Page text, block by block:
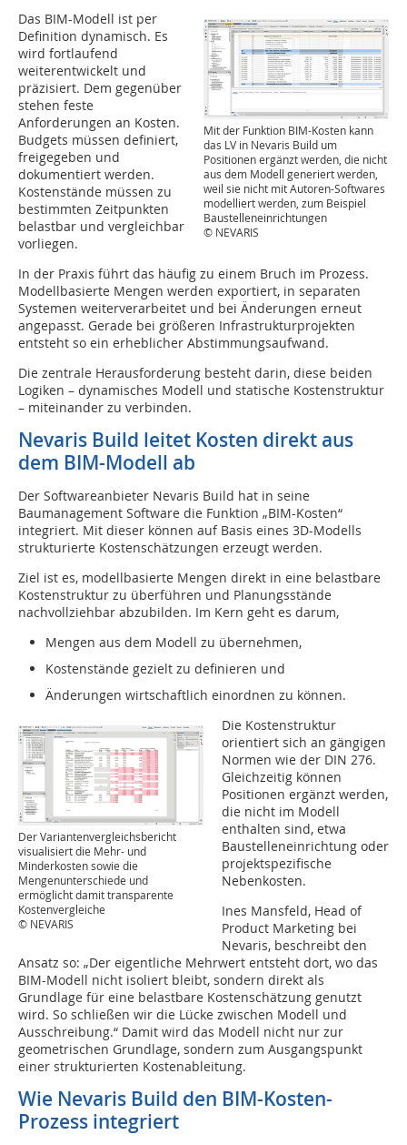
Mit der Funktion BIM-Kosten kann
das LV in Nevaris Build um
Positionen ergänzt werden, die nicht
aus dem Modell generiert werden,
weil sie nicht mit Autoren-Softwares
modelliert werden, zum Beispiel
Baustelleneinrichtungen
© NEVARIS
Das BIM-Modell ist per
Definition dynamisch. Es
wird fortlaufend
weiterentwickelt und
präzisiert. Dem gegenüber
stehen feste
Anforderungen an Kosten.
Budgets müssen definiert,
freigegeben und
dokumentiert werden.
Kostenstände müssen zu
bestimmten Zeitpunkten
belastbar und vergleichbar
vorliegen.
In der Praxis führt das häufig zu einem Bruch im Prozess.
Modellbasierte Mengen werden exportiert, in separaten
Systemen weiterverarbeitet und bei Änderungen erneut
angepasst. Gerade bei größeren Infrastrukturprojekten
entsteht so ein erheblicher Abstimmungsaufwand.
Die zentrale Herausforderung besteht darin, diese beiden
Logiken – dynamisches Modell und statische Kostenstruktur
– miteinander zu verbinden.
Nevaris Build leitet Kosten direkt aus
dem BIM-Modell ab
Der Softwareanbieter Nevaris Build hat in seine
Baumanagement Software die Funktion „BIM-Kosten“
integriert. Mit dieser können auf Basis eines 3D-Modells
strukturierte Kostenschätzungen erzeugt werden.
Ziel ist es, modellbasierte Mengen direkt in eine belastbare
Kostenstruktur zu überführen und Planungsstände
nachvollziehbar abzubilden. Im Kern geht es darum,
Mengen aus dem Modell zu übernehmen,
Kostenstände gezielt zu definieren und
Änderungen wirtschaftlich einordnen zu können.
Der Variantenvergleichsbericht
visualisiert die Mehr- und
Minderkosten sowie die
Mengenunterschiede und
ermöglicht damit transparente
Kostenvergleiche
© NEVARIS
Die Kostenstruktur
orientiert sich an gängigen
Normen wie der DIN 276.
Gleichzeitig können
Positionen ergänzt werden,
die nicht im Modell
enthalten sind, etwa
Baustelleneinrichtung oder
projektspezifische
Nebenkosten.
Ines Mansfeld, Head of
Product Marketing bei
Nevaris, beschreibt den
Ansatz so: „Der eigentliche Mehrwert entsteht dort, wo das
BIM-Modell nicht isoliert bleibt, sondern direkt als
Grundlage für eine belastbare Kostenschätzung genutzt
wird. So schließen wir die Lücke zwischen Modell und
Ausschreibung.“ Damit wird das Modell nicht nur zur
geometrischen Grundlage, sondern zum Ausgangspunkt
einer strukturierten Kostenableitung.
Wie Nevaris Build den BIM-Kosten-
Prozess integriert­